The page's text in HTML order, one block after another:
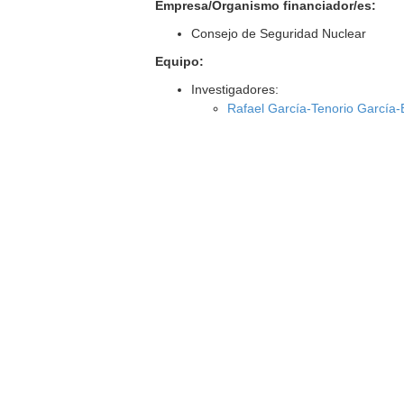
Empresa/Organismo financiador/es:
Consejo de Seguridad Nuclear
Equipo:
Investigadores:
Rafael García-Tenorio García-